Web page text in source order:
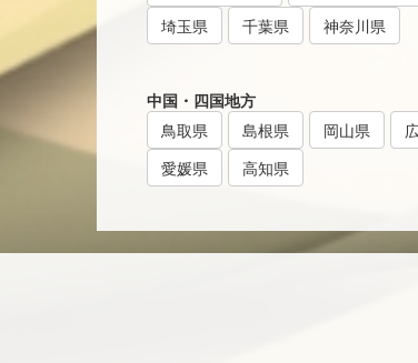
埼玉県
千葉県 神奈川県
中国・四国地方
鳥取県
島根県 岡山県
愛媛県
高知県